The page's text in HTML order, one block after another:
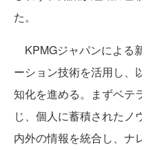
た。
KPMGジャパンによる
ーション技術を活用し、
知化を進める。まずベテ
じ、個人に蓄積されたノ
内外の情報を統合し、ナ